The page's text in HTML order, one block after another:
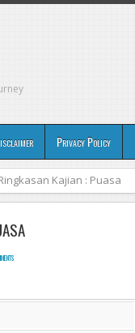
Privacy Policy
Kajian : Puasa